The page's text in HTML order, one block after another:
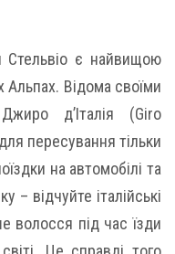
Стельвіо є найвищою
Відома своїми
д’Італія (Giro
пересування тільки
на автомобілі та
– відчуйте італійські
волосся під час їзди